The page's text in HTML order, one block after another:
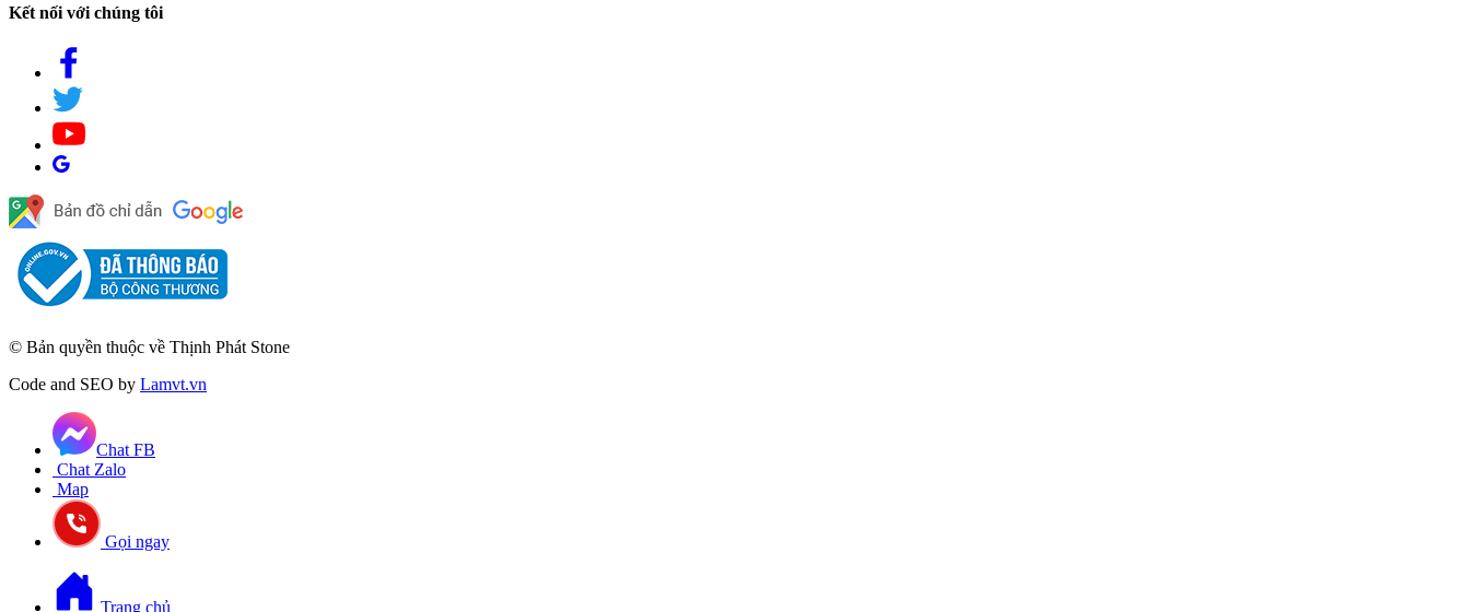
Kết nối với chúng tôi
© Bản quyền thuộc về Thịnh Phát Stone
Code and SEO by Lamvt.vn
Chat FB
Chat Zalo
Map
Gọi ngay
Trang chủ